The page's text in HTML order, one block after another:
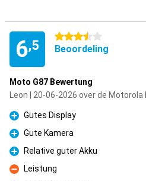
6,5
3.5 sterren
Beoordeling
Moto G87 Bewertung
Leon | 20-06-2026 over de
Pluspunt
Gutes Display
Pluspunt
Gute Kamera
Pluspunt
Relative guter Akku
Minpunt
Leistung